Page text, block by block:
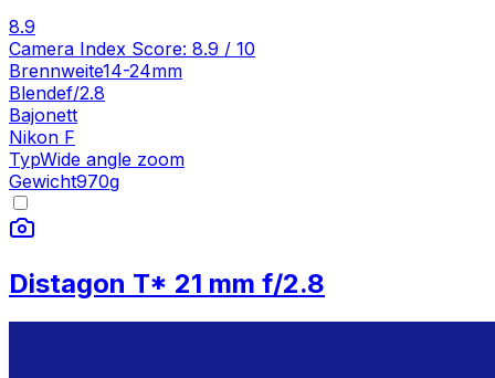
8.9
Camera Index Score: 8.9 / 10
Brennweite14-24mm
Blendef/2.8
Bajonett
Nikon F
TypWide angle zoom
Gewicht970g
Distagon T* 21 mm f/2.8